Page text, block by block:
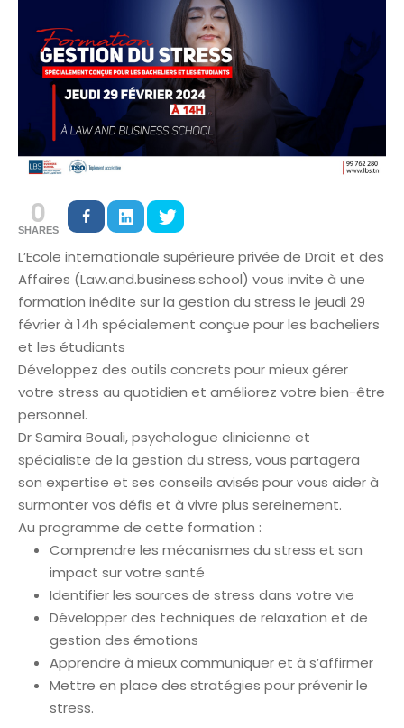
0
SHARES
L’Ecole internationale supérieure privée de Droit et des
Affaires (Law.and.business.school) vous invite à une
formation inédite sur la gestion du stress le jeudi 29
février à 14h spécialement conçue pour les bacheliers
et les étudiants
Développez des outils concrets pour mieux gérer
votre stress au quotidien et améliorez votre bien-être
personnel.
Dr Samira Bouali, psychologue clinicienne et
spécialiste de la gestion du stress, vous partagera
son expertise et ses conseils avisés pour vous aider à
surmonter vos défis et à vivre plus sereinement.
Au programme de cette formation :
Comprendre les mécanismes du stress et son
impact sur votre santé
Identifier les sources de stress dans votre vie
Développer des techniques de relaxation et de
gestion des émotions
Apprendre à mieux communiquer et à s’affirmer
Mettre en place des stratégies pour prévenir le
stress.